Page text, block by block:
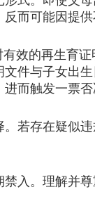
而可能因提供
的再生育
件与子女出
而触发一票否
存在疑似
。理解并